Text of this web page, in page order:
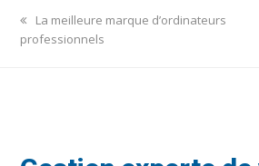
previous
post:
La meilleure marque d’ordinateurs
professionnels